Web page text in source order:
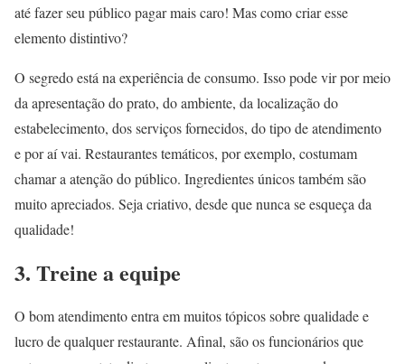
até fazer seu público pagar mais caro! Mas como criar esse
elemento distintivo?
O segredo está na experiência de consumo. Isso pode vir por meio
da apresentação do prato, do ambiente, da localização do
estabelecimento, dos serviços fornecidos, do tipo de atendimento
e por aí vai. Restaurantes temáticos, por exemplo, costumam
chamar a atenção do público. Ingredientes únicos também são
muito apreciados. Seja criativo, desde que nunca se esqueça da
qualidade!
3. Treine a equipe
O bom atendimento entra em muitos tópicos sobre qualidade e
lucro de qualquer restaurante. Afinal, são os funcionários que